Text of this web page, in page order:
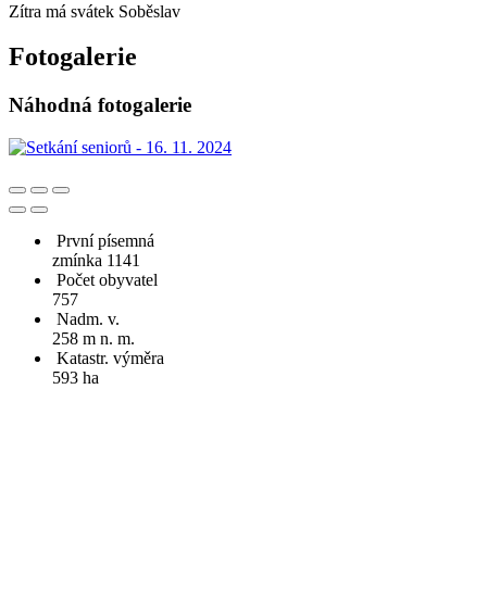
Zítra má svátek Soběslav
Fotogalerie
Náhodná fotogalerie
První písemná
zmínka 1141
Počet obyvatel
757
Nadm. v.
258 m n. m.
Katastr. výměra
593 ha